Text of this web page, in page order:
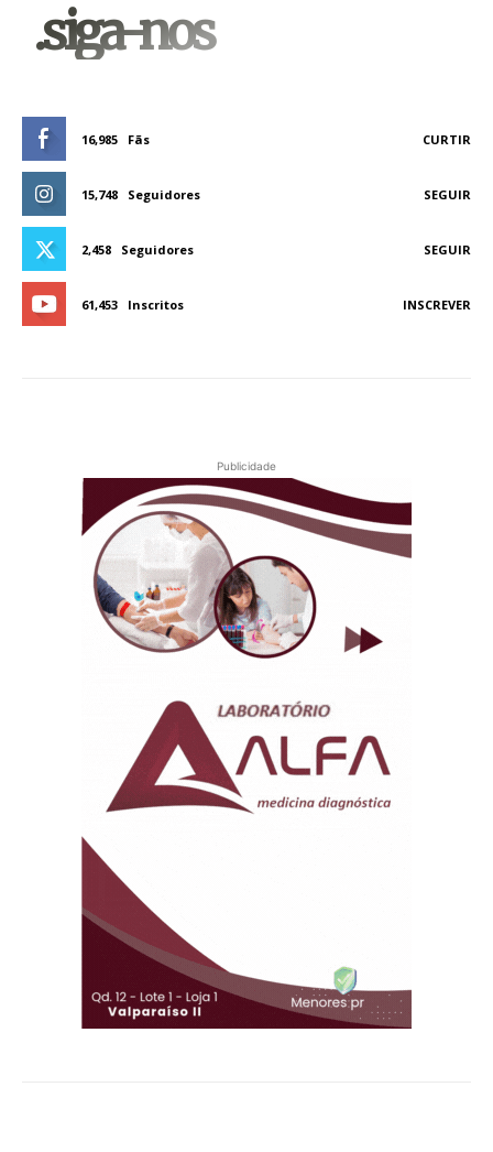
.siga-nos
16,985 Fãs CURTIR
15,748 Seguidores SEGUIR
2,458 Seguidores SEGUIR
61,453 Inscritos INSCREVER
Publicidade